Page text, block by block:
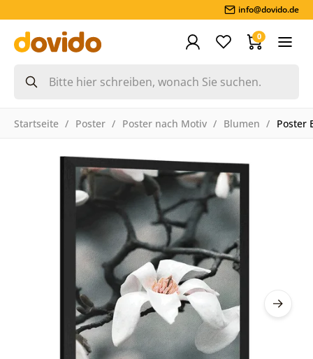
info@dovido.de
0
Startseite Poster Poster nach Motiv Blumen Poster